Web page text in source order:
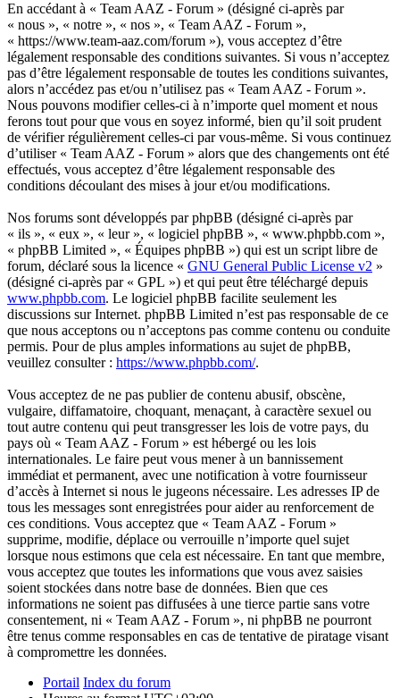
En accédant à « Team AAZ - Forum » (désigné ci-après par
« nous », « notre », « nos », « Team AAZ - Forum »,
« https://www.team-aaz.com/forum »), vous acceptez d’être
légalement responsable des conditions suivantes. Si vous n’acceptez
pas d’être légalement responsable de toutes les conditions suivantes,
alors n’accédez pas et/ou n’utilisez pas « Team AAZ - Forum ».
Nous pouvons modifier celles-ci à n’importe quel moment et nous
ferons tout pour que vous en soyez informé, bien qu’il soit prudent
de vérifier régulièrement celles-ci par vous-même. Si vous continuez
d’utiliser « Team AAZ - Forum » alors que des changements ont été
effectués, vous acceptez d’être légalement responsable des
conditions découlant des mises à jour et/ou modifications.
Nos forums sont développés par phpBB (désigné ci-après par
« ils », « eux », « leur », « logiciel phpBB », « www.phpbb.com »,
« phpBB Limited », « Équipes phpBB ») qui est un script libre de
forum, déclaré sous la licence « GNU General Public License v2 »
(désigné ci-après par « GPL ») et qui peut être téléchargé depuis
www.phpbb.com. Le logiciel phpBB facilite seulement les
discussions sur Internet. phpBB Limited n’est pas responsable de ce
que nous acceptons ou n’acceptons pas comme contenu ou conduite
permis. Pour de plus amples informations au sujet de phpBB,
veuillez consulter : https://www.phpbb.com/.
Vous acceptez de ne pas publier de contenu abusif, obscène,
vulgaire, diffamatoire, choquant, menaçant, à caractère sexuel ou
tout autre contenu qui peut transgresser les lois de votre pays, du
pays où « Team AAZ - Forum » est hébergé ou les lois
internationales. Le faire peut vous mener à un bannissement
immédiat et permanent, avec une notification à votre fournisseur
d’accès à Internet si nous le jugeons nécessaire. Les adresses IP de
tous les messages sont enregistrées pour aider au renforcement de
ces conditions. Vous acceptez que « Team AAZ - Forum »
supprime, modifie, déplace ou verrouille n’importe quel sujet
lorsque nous estimons que cela est nécessaire. En tant que membre,
vous acceptez que toutes les informations que vous avez saisies
soient stockées dans notre base de données. Bien que ces
informations ne soient pas diffusées à une tierce partie sans votre
consentement, ni « Team AAZ - Forum », ni phpBB ne pourront
être tenus comme responsables en cas de tentative de piratage visant
à compromettre les données.
Portail Index du forum